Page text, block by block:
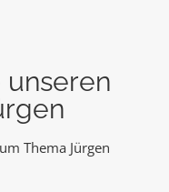
unseren
Thema Jürgen